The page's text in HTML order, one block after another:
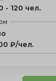
- 120 чел.
₽/чел.